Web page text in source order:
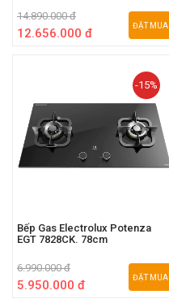
14.890.000 đ
12.656.000 đ
ĐẶT MUA
-15%
Bếp Gas Electrolux Potenza
EGT 7828CK. 78cm
6.990.000 đ
5.950.000 đ
ĐẶT MUA